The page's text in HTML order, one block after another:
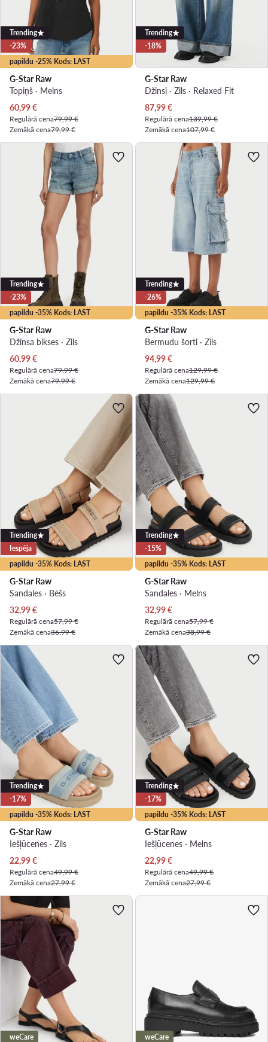
papildu -25% Kods: LAST
Trending
-23%
G-Star Raw
Topiņš · Melns
Pašreizējā cena
60,99€
Regulārā cena79,99 €
Zemākā cena79,99 €
Trending
-18%
G-Star Raw
Džinsi · Zils · Relaxed Fit
Pašreizējā cena
87,99€
Regulārā cena139,99 €
Zemākā cena107,99 €
papildu -35% Kods: LAST
Trending
-23%
G-Star Raw
Džinsa bikses · Zils
Pašreizējā cena
60,99€
Regulārā cena79,99 €
Zemākā cena79,99 €
papildu -35% Kods: LAST
Trending
-26%
G-Star Raw
Bermudu šorti · Zils
Pašreizējā cena
94,99€
Regulārā cena129,99 €
Zemākā cena129,99 €
papildu -35% Kods: LAST
Trending
Iespēja
G-Star Raw
Sandales · Bēšs
Pašreizējā cena
32,99€
Regulārā cena57,99 €
Zemākā cena36,99 €
papildu -35% Kods: LAST
Trending
-15%
G-Star Raw
Sandales · Melns
Pašreizējā cena
32,99€
Regulārā cena57,99 €
Zemākā cena38,99 €
papildu -35% Kods: LAST
Trending
-17%
G-Star Raw
Iešļūcenes · Zils
Pašreizējā cena
22,99€
Regulārā cena49,99 €
Zemākā cena27,99 €
papildu -35% Kods: LAST
Trending
-17%
G-Star Raw
Iešļūcenes · Melns
Pašreizējā cena
22,99€
Regulārā cena49,99 €
Zemākā cena27,99 €
weCare weCare